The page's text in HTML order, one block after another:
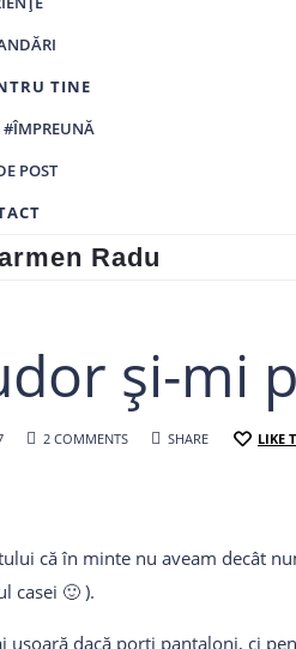
TINE
#ÎMPREUNĂ
POST
și-mi
2 COMMENTS SHARE LIKE
că în minte nu aveam decât
casei 🙂 ).
dacă porți pantaloni, ci